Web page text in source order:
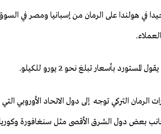
في هولندا على الرمان من إسبانيا ومصر في
بأسعار تبلغ نحو 2 يورو للكيلو.
صادرات الرمان التركي توجه إلى دول الاتحاد الأوروبي
جانب بعض دول الشرق الأقصى مثل سنغافورة